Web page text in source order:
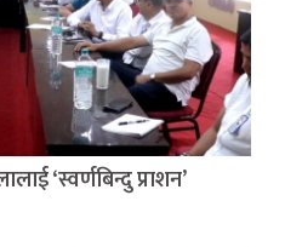
‘स्वर्णबिन्दु प्राशन’